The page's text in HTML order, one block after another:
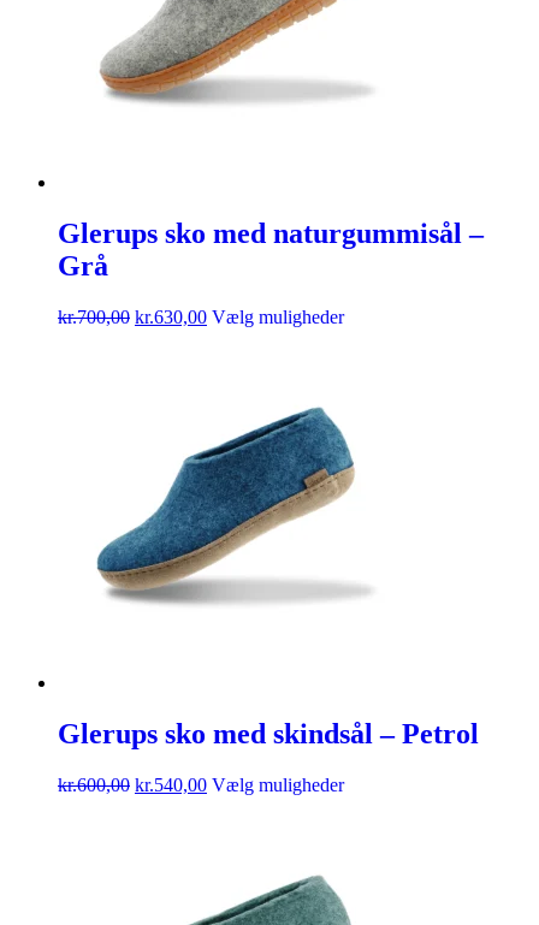
Glerups sko med naturgummisål –
Grå
kr.700,00 kr.630,00 Vælg muligheder
Glerups sko med skindsål – Petrol
kr.600,00 kr.540,00 Vælg muligheder